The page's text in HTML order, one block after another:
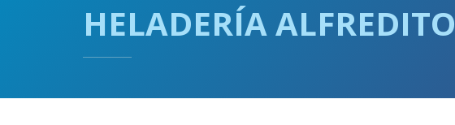
HELADERÍA ALFREDITO